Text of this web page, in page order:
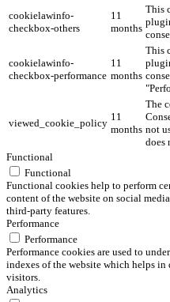
cookielawinfo-
checkbox-others
11
months
This
cookielawinfo-
checkbox-performance
11
months
This
viewed_cookie_policy
11
months
The
not
does
Functional
Functional
Functional cookies help to perform
content of the website on social
third-party features.
Performance
Performance
Performance cookies are used to
indexes of the website which helps
visitors.
Analytics